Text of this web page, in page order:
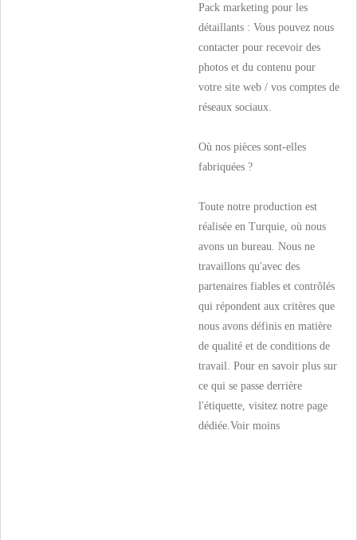
Pack marketing pour les
détaillants : Vous pouvez nous
contacter pour recevoir des
photos et du contenu pour
votre site web / vos comptes de
réseaux sociaux.
Où nos pièces sont-elles
fabriquées ?
Toute notre production est
réalisée en Turquie, où nous
avons un bureau. Nous ne
travaillons qu'avec des
partenaires fiables et contrôlés
qui répondent aux critères que
nous avons définis en matière
de qualité et de conditions de
travail. Pour en savoir plus sur
ce qui se passe derrière
l'étiquette, visitez notre page
dédiée. Voir moins